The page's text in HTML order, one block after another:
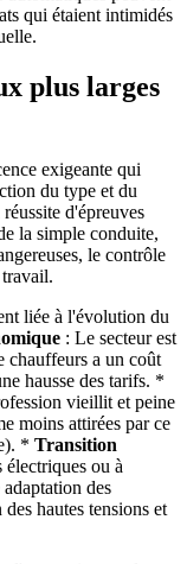
qui étaient intimidés
plus larges
exigeante qui
du type et du
d'épreuves
la simple conduite,
le contrôle
liée à l'évolution du
: Le secteur est
chauffeurs a un coût
hausse des tarifs. *
vieillit et peine
moins attirées par ce
* Transition
ou à
des
hautes tensions et